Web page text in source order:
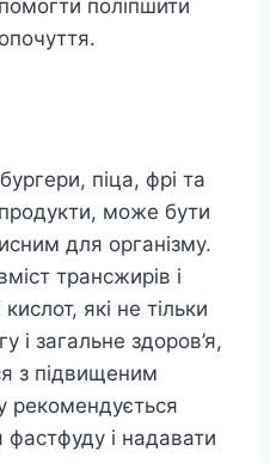
поліпшити
піца, фрі та
може бути
для організму.
трансжирів і
які не тільки
і загальне здоров’я,
з підвищеним
рекомендується
і надавати